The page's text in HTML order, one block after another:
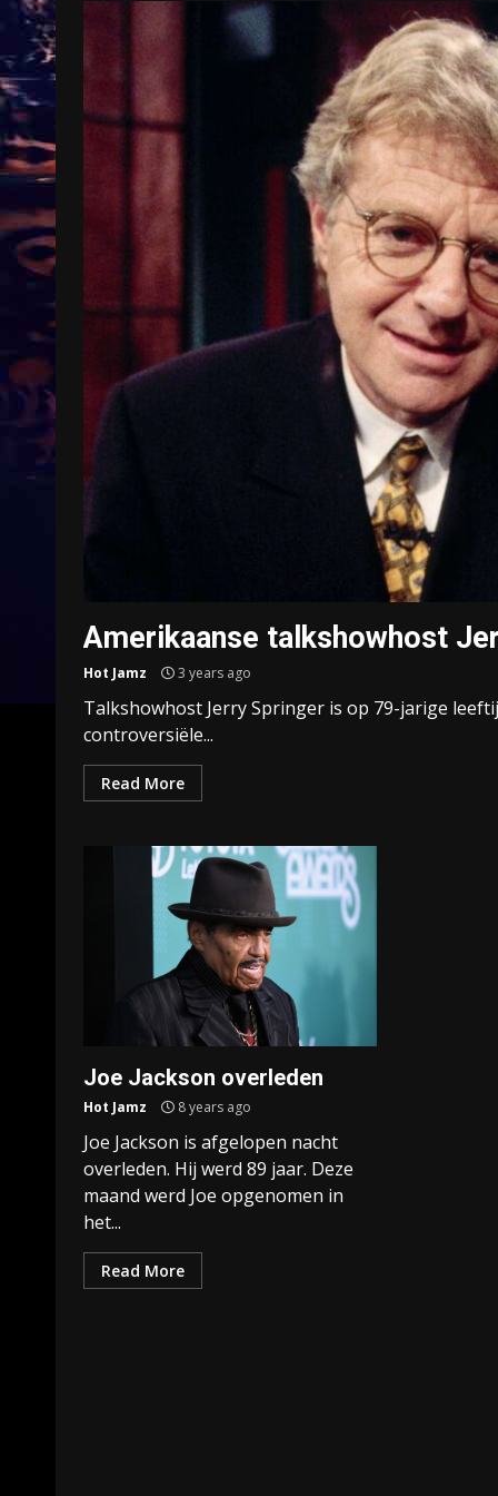
Amerikaanse talkshowhost
Hot Jamz 3 years ago
Talkshowhost Jerry Springer is op 79-jarige
controversiële...
Read More
Joe Jackson overleden
Hot Jamz 8 years ago
Joe Jackson is afgelopen nacht
overleden. Hij werd 89 jaar. Deze
maand werd Joe opgenomen in
het...
Read More
Treinkaartjes worden duurder,
abonnementen verdwijnen
9 months ago